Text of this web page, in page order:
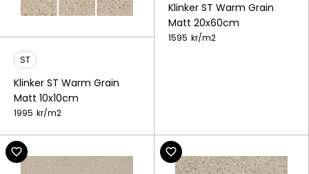
ST
Klinker ST Warm Grain
Matt 10x10cm
1995 kr/m2
Klinker ST Warm Grain
Matt 20x60cm
1595 kr/m2